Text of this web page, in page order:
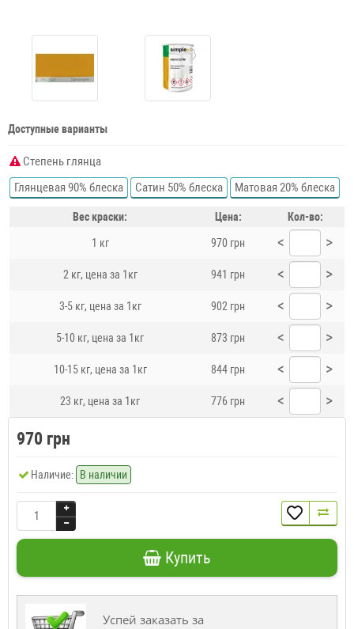
Доступные варианты
Степень глянца
Глянцевая 90% блеска
Сатин 50% блеска Матовая 20% блеска
Вес краски: Цена: Кол-во:
1 кг 970 грн < >
2 кг, цена за 1кг 941 грн < >
3-5 кг, цена за 1кг 902 грн < >
5-10 кг, цена за 1кг 873 грн < >
10-15 кг, цена за 1кг 844 грн < >
23 кг, цена за 1кг 776 грн < >
970 грн
Наличие: В наличии
Купить
Успей заказать за